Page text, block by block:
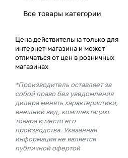
Все товары категории
Цена действительна только для
интернет-магазина и может
отличаться от цен в розничных
магазинах
*Производитель оставляет за
собой право без уведомления
дилера менять характеристики,
внешний вид, комплектацию
товара и место его
производства. Указанная
информация не является
публичной офертой
недели
25
вопросы?
302-02-51
plait.ru